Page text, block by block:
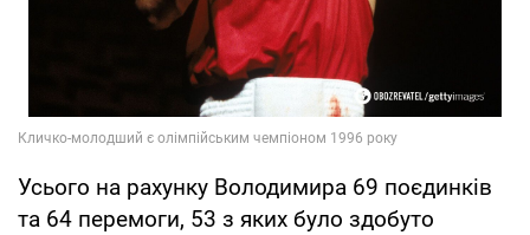
Усього на рахунку Володимира 69 поєдинків
та 64 перемоги, 53 з яких було здобуто